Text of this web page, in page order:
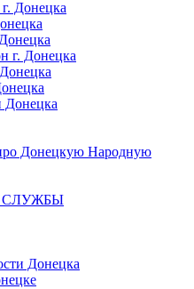
Донецка
г. Донецка
Донецка
Донецкую Народную
СЛУЖБЫ
Донецка